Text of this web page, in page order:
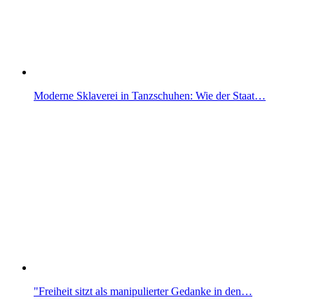
Moderne Sklaverei in Tanzschuhen: Wie der Staat…
"Freiheit sitzt als manipulierter Gedanke in den…